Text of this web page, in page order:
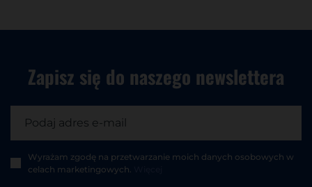
Zapisz się do naszego newslettera
Wyrażam zgodę na przetwarzanie moich danych osobowych w
celach marketingowych.